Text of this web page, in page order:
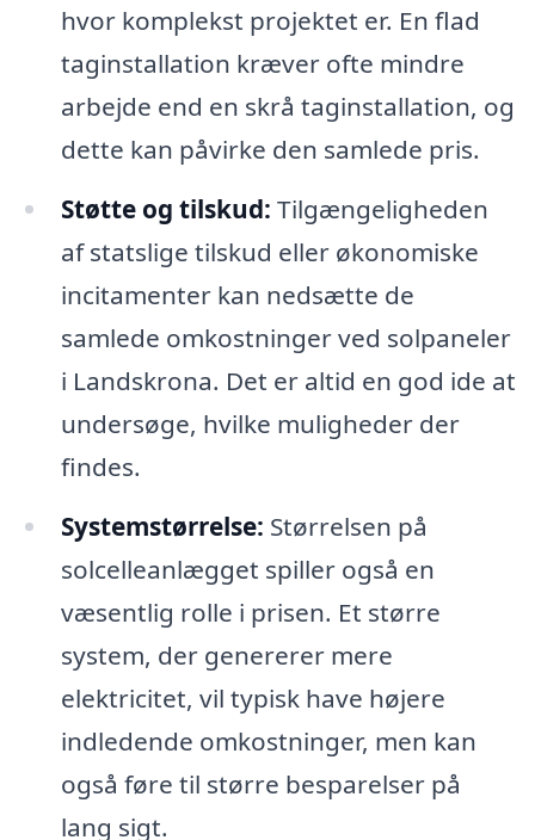
hvor komplekst projektet er. En flad
taginstallation kræver ofte mindre
arbejde end en skrå taginstallation, og
dette kan påvirke den samlede pris.
Støtte og tilskud: Tilgængeligheden
af statslige tilskud eller økonomiske
incitamenter kan nedsætte de
samlede omkostninger ved solpaneler
i Landskrona. Det er altid en god ide at
undersøge, hvilke muligheder der
findes.
Systemstørrelse: Størrelsen på
solcelleanlægget spiller også en
væsentlig rolle i prisen. Et større
system, der genererer mere
elektricitet, vil typisk have højere
indledende omkostninger, men kan
også føre til større besparelser på
lang sigt.